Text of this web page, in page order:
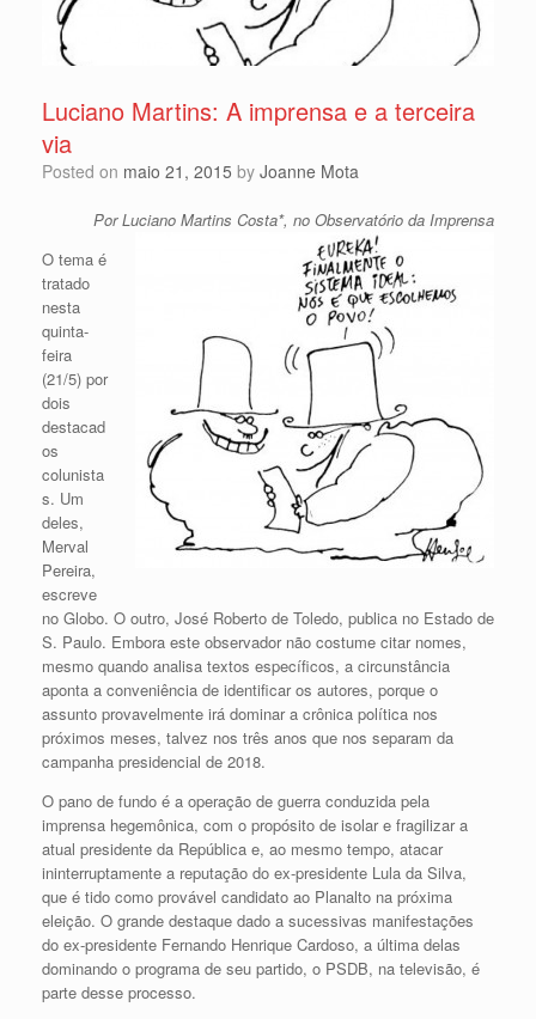
Luciano Martins: A imprensa e a terceira
via
Posted on maio 21, 2015 by Joanne Mota
Por Luciano Martins Costa*, no Observatório da Imprensa
O tema é
tratado
nesta
quinta-
feira
(21/5) por
dois
destacad
os
colunista
s. Um
deles,
Merval
Pereira,
escreve
no Globo. O outro, José Roberto de Toledo, publica no Estado de
S. Paulo. Embora este observador não costume citar nomes,
mesmo quando analisa textos específicos, a circunstância
aponta a conveniência de identificar os autores, porque o
assunto provavelmente irá dominar a crônica política nos
próximos meses, talvez nos três anos que nos separam da
campanha presidencial de 2018.
O pano de fundo é a operação de guerra conduzida pela
imprensa hegemônica, com o propósito de isolar e fragilizar a
atual presidente da República e, ao mesmo tempo, atacar
ininterruptamente a reputação do ex-presidente Lula da Silva,
que é tido como provável candidato ao Planalto na próxima
eleição. O grande destaque dado a sucessivas manifestações
do ex-presidente Fernando Henrique Cardoso, a última delas
dominando o programa de seu partido, o PSDB, na televisão, é
parte desse processo.